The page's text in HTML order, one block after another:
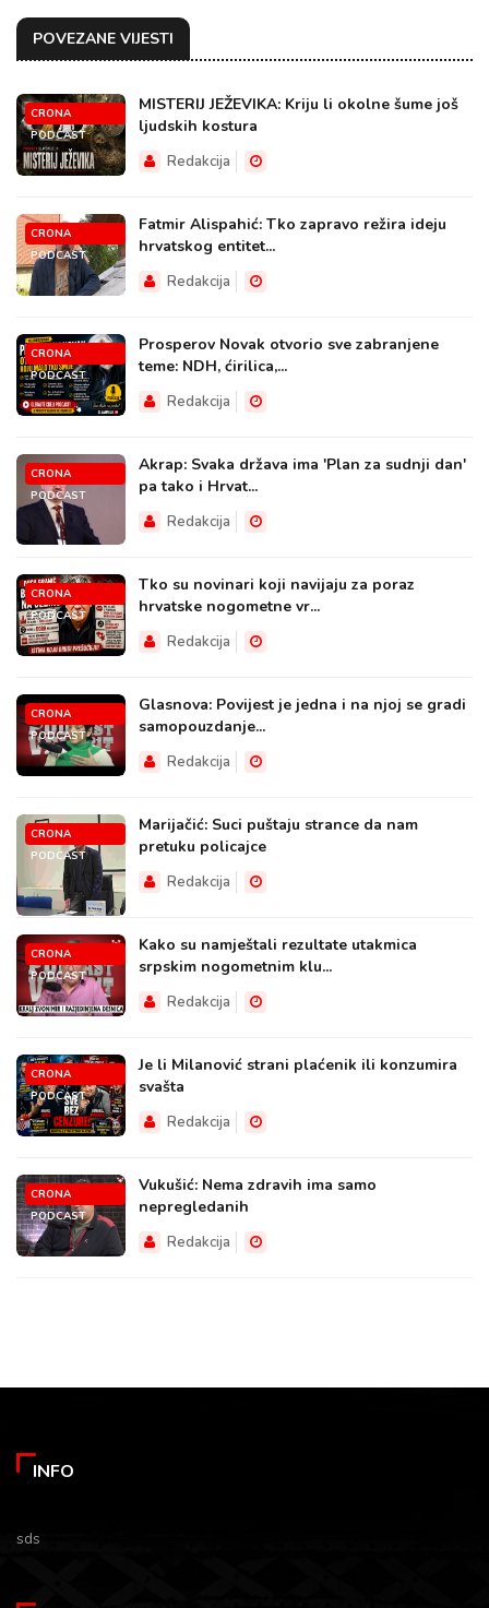
POVEZANE VIJESTI
CRONA
PODCAST
MISTERIJ JEŽEVIKA: Kriju li okolne šume još
ljudskih kostura
Redakcija
CRONA
PODCAST
Fatmir Alispahić: Tko zapravo režira ideju
hrvatskog entitet...
Redakcija
CRONA
PODCAST
Prosperov Novak otvorio sve zabranjene
teme: NDH, ćirilica,...
Redakcija
CRONA
PODCAST
Akrap: Svaka država ima 'Plan za sudnji dan'
pa tako i Hrvat...
Redakcija
CRONA
PODCAST
Tko su novinari koji navijaju za poraz
hrvatske nogometne vr...
Redakcija
CRONA
PODCAST
Glasnova: Povijest je jedna i na njoj se gradi
samopouzdanje...
Redakcija
CRONA
PODCAST
Marijačić: Suci puštaju strance da nam
pretuku policajce
Redakcija
CRONA
PODCAST
Kako su namještali rezultate utakmica
srpskim nogometnim klu...
Redakcija
CRONA
PODCAST
Je li Milanović strani plaćenik ili konzumira
svašta
Redakcija
CRONA
PODCAST
Vukušić: Nema zdravih ima samo
nepregledanih
Redakcija
INFO
sds